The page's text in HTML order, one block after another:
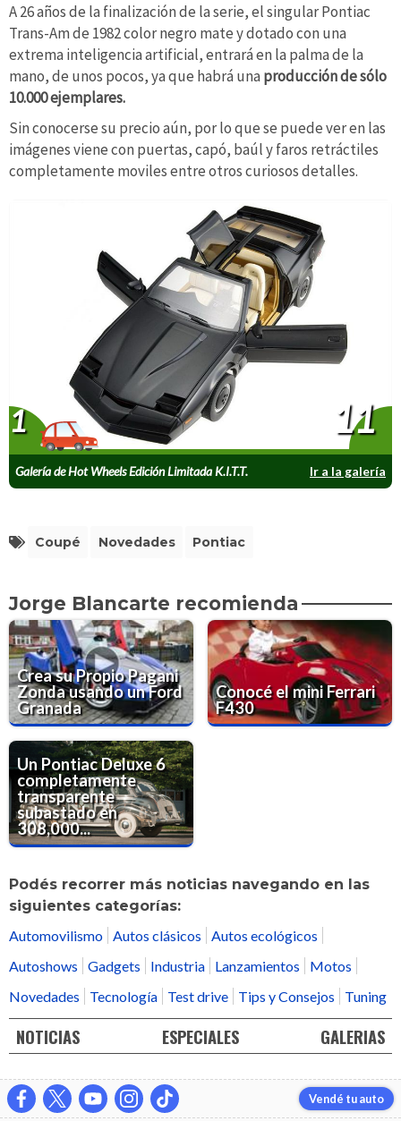
A 26 años de la finalización de la serie, el singular Pontiac
Trans-Am de 1982 color negro mate y dotado con una
extrema inteligencia artificial, entrará en la palma de la
mano, de unos pocos, ya que habrá una producción de sólo
10.000 ejemplares.
Sin conocerse su precio aún, por lo que se puede ver en las
imágenes viene con puertas, capó, baúl y faros retráctiles
completamente moviles entre otros curiosos detalles.
Galería de Hot Wheels Edición Limitada K.I.T.T. Ir a la galería
1 11
Coupé Novedades Pontiac
Jorge Blancarte recomienda
Crea su Propio Pagani
Zonda usando un Ford
Granada
Conocé el mini Ferrari
F430
Un Pontiac Deluxe 6
completamente
transparente
subastado en
308,000...
Podés recorrer más noticias navegando en las
siguientes categorías:
Automovilismo Autos clásicos
Autos ecológicos
Autoshows
Gadgets Industria Lanzamientos
Motos
Novedades
Tecnología Test drive Tips y Consejos Tuning
NOTICIAS ESPECIALES GALERIAS
Vendé tu auto